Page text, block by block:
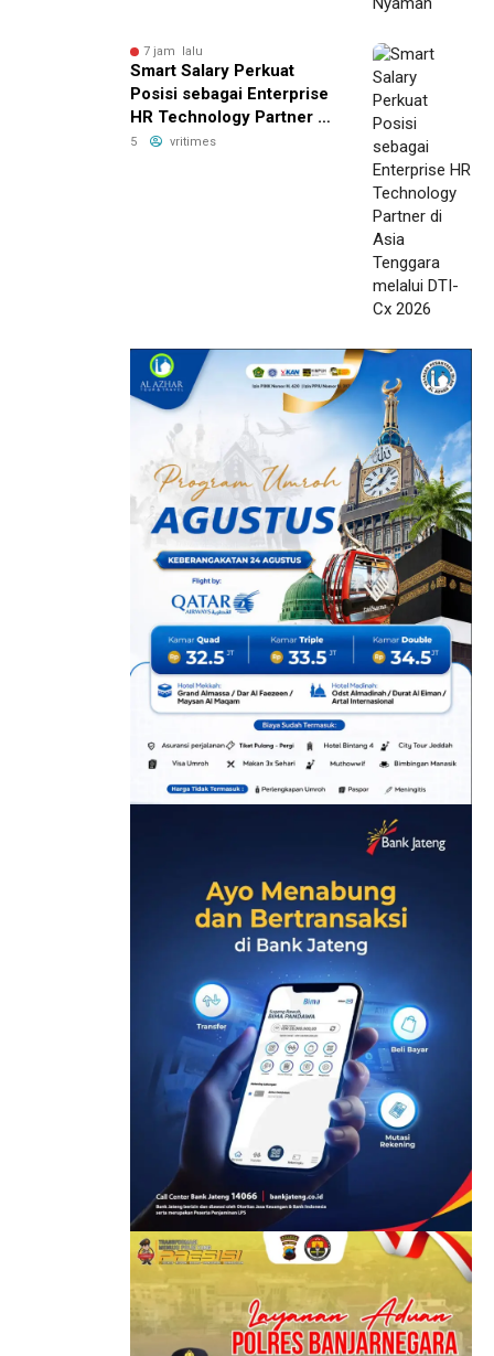
7 jam lalu
Smart Salary Perkuat
Posisi sebagai Enterprise
HR Technology Partner di
Asia Tenggara melalui
5 vritimes